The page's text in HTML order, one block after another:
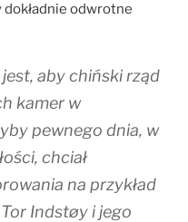
odwrotne
aby chiński rząd
kamer w
pewnego dnia, w
chciał
na przykład
Indstøy i jego